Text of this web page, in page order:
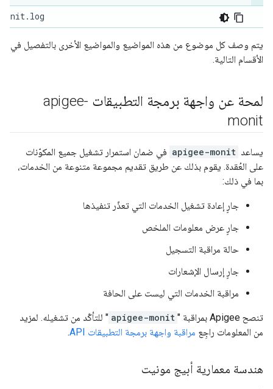
يتم وصف كل موضوع من هذه المواضيع والمواضيع الأخرى بالتفصيل في
الأقسام التالية.
لمحة عن واجهة برمجة التطبيقات apigee-
monit
يساعد apigee-monit في ضمان استمرار تشغيل جميع المكوّنات
على العُقدة. يقوم بذلك عن طريق تقديم مجموعة متنوعة من الخدمات،
بما في ذلك:
جارٍ إعادة تشغيل الخدمات التي تعذّر تنفيذها
جارٍ عرض معلومات الملخص
حالة مراقبة التسجيل
جارٍ إرسال الإشعارات
مراقبة الخدمات التي ليست على الحافة
تنصح Apigee بمراقبة " apigee-monit " للتأكّد من تشغيله. لمزيد
من المعلومات راجِع مراقبة واجهة برمجة التطبيقات API .
هندسة معمارية أبيج مونيت